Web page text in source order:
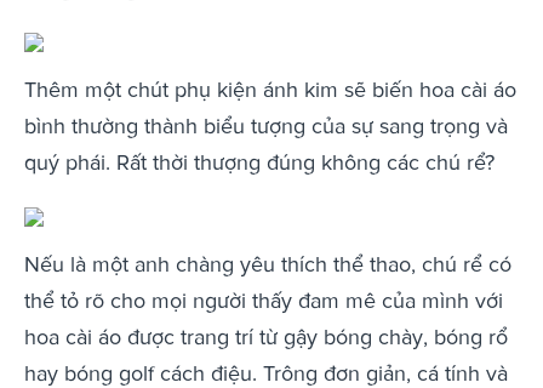
Thêm một chút phụ kiện ánh kim sẽ biến hoa cài áo
bình thường thành biểu tượng của sự sang trọng và
quý phái. Rất thời thượng đúng không các chú rể?
Nếu là một anh chàng yêu thích thể thao, chú rể có
thể tỏ rõ cho mọi người thấy đam mê của mình với
hoa cài áo được trang trí từ gậy bóng chày, bóng rổ
hay bóng golf cách điệu. Trông đơn giản, cá tính và